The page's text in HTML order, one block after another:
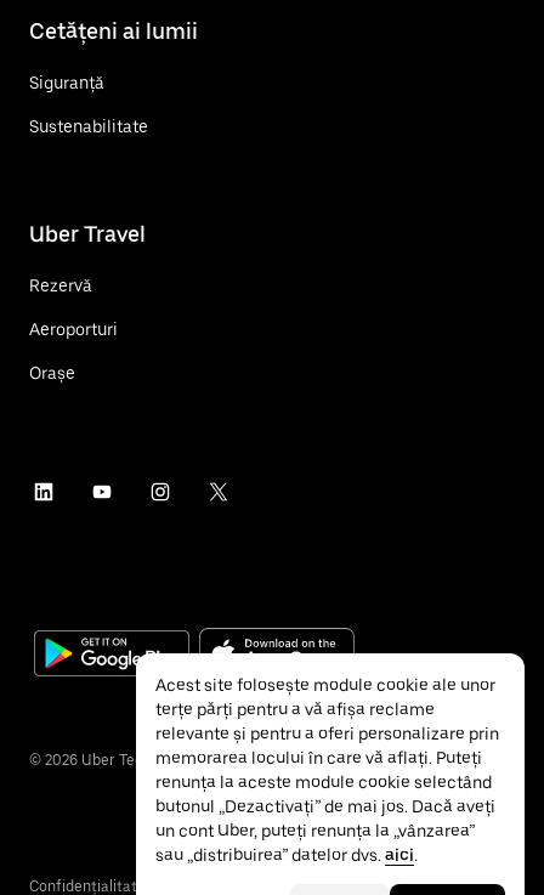
Cetățeni ai lumii
Siguranță
Sustenabilitate
Uber Travel
Rezervă
Aeroporturi
Orașe
© 2026 Uber Technologies Inc.
Confidențialitate
Acest site folosește module cookie ale unor
terțe părți pentru a vă afișa reclame
relevante și pentru a oferi personalizare prin
memorarea locului în care vă aflați. Puteți
renunța la aceste module cookie selectând
butonul „Dezactivați” de mai jos. Dacă aveți
un cont Uber, puteți renunța la „vânzarea”
sau „distribuirea” datelor dvs. aici.